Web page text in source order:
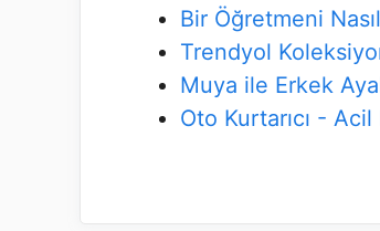
Bir Öğretmeni
Trendyol
Muya ile Erkek
Oto Kurtarıcı - Acil